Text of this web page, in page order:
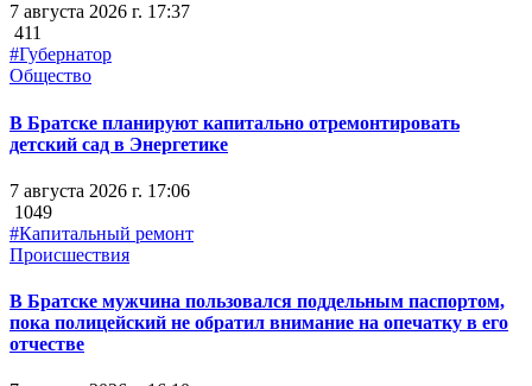
7 августа 2026 г. 17:37
411
#Губернатор
Общество
В Братске планируют капитально отремонтировать
детский сад в Энергетике
7 августа 2026 г. 17:06
1049
#Капитальный ремонт
Происшествия
В Братске мужчина пользовался поддельным паспортом,
пока полицейский не обратил внимание на опечатку в его
отчестве